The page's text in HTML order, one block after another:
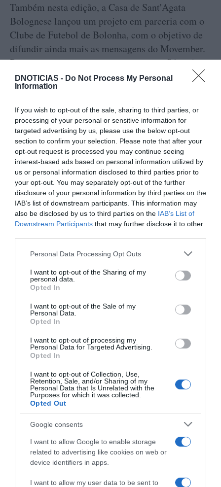
DNOTICIAS - Do Not Process My Personal
Information
If you wish to opt-out of the sale, sharing to third parties, or
processing of your personal or sensitive information for
targeted advertising by us, please use the below opt-out
section to confirm your selection. Please note that after your
opt-out request is processed you may continue seeing
interest-based ads based on personal information utilized by
us or personal information disclosed to third parties prior to
your opt-out. You may separately opt-out of the further
disclosure of your personal information by third parties on the
IAB’s list of downstream participants. This information may
also be disclosed by us to third parties on the IAB’s List of
Downstream Participants that may further disclose it to other
Please note that this website/app uses one or more Google
not limited to your visit or usage behaviour. You may click to
grant or deny consent to Google and its third-party tags to
use your data for below specified purposes in below Google
consent section.
Personal Data Processing Opt Outs
I want to opt-out of the Sharing of my
personal data.
Opted In
I want to opt-out of the Sale of my
Personal Data.
Opted In
I want to opt-out of processing my
Personal Data for Targeted Advertising.
Opted In
I want to opt-out of Collection, Use,
Retention, Sale, and/or Sharing of my
Personal Data that Is Unrelated with the
Purposes for which it was collected.
Opted Out
Google consents
I want to allow Google to enable storage
related to advertising like cookies on web or
device identifiers in apps.
I want to allow my user data to be sent to
Também nesta edição, a Casa de Sant'Agata
Bolognese lançou um projeto em parceria com o
Clube de Futebol de Bolonha, com o objetivo de
difundir ainda mais as mensagens do Movember.
Por ocasião do jogo do campeonato da Série A
entre o Bolonha e a Lazio foi exposto um Huracán
Tecnica no exterior do estádio Renato Dall'Ara,
vários códigos QR que davam acesso a conteúdos
exclusivos das redes sociais e a entrevistas
inéditas com jogadores, onde se falava sobre a
importância da saúde mental e do tema da
prevenção do cancro.
A Lamborghini Lisboa também se juntou à causa
e voltou a “deixar crescer o bigode” em
automóveis Lamborghini a percorrer ruas e vias
da capital.
O mês dedicado ao 'Movember' terminou com
uma série de atividades bem-sucedidas e
resultados positivos alcançados pela Automobili
Lamborghini. Mas a missão de sensibilização
para a saúde dos homens não termina com o fim
do mês de novembro, sendo um esforço que
deverá ser realizado durante todo o ano.
AUTOMOBILI LAMBORGHINI
Comentários